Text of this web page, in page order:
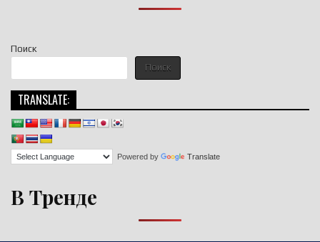
Поиск
Поиск
TRANSLATE:
Powered by Translate
В Тренде